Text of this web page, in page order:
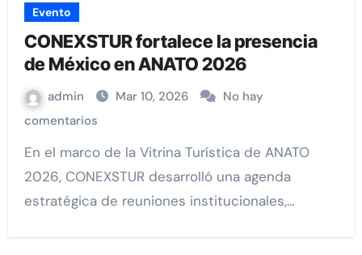
Evento
CONEXSTUR fortalece la presencia
de México en ANATO 2026
admin Mar 10, 2026
No hay
comentarios
En el marco de la Vitrina Turística de ANATO
2026, CONEXSTUR desarrolló una agenda
estratégica de reuniones institucionales,…